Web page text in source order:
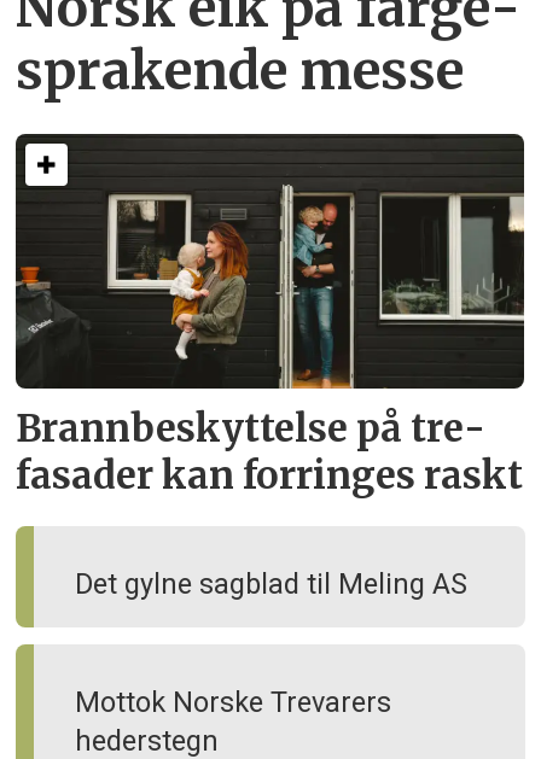
sprakende messe
Brann­beskyttelse på tre­
fasader kan forringes raskt
Det gylne sagblad til Meling AS
Mottok Norske Trevarers
hederstegn